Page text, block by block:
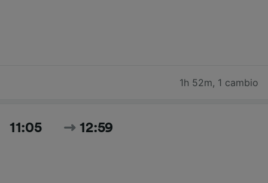
1h 52m, 1 cambio
11:05 12:59